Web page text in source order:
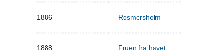
1886 Rosmersholm
1888 Fruen fra havet